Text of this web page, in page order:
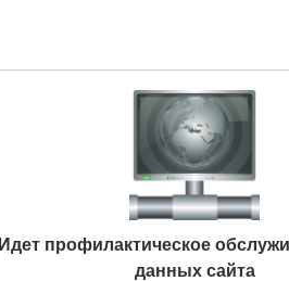
Идет профилактическое
данных сайта